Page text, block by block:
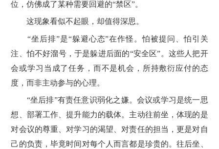
位，仿佛成了某种需要回避的“禁区”。
这现象看似不起眼，却值得深思。
“坐后排”是“躲避心态”在作怪。怕被提问、怕引关
注、怕不好溜号，于是躲进后面的“安全区”。这些人把开
会或学习当成了任务，而不是机会，所持敷衍应付的态
度，而非主动参与的心理。
“坐后排”有责任意识弱化之嫌。会议或学习是统一思
想、部署工作、提升能力的载体。主动往前坐，体现的是
对会议的尊重、对学习的渴望、对责任的担当，更是对自
己的负责，毕竟时间对每个人而言都是珍贵的。往后坐、